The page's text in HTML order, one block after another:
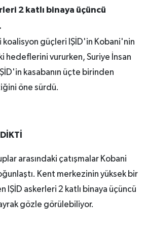
2 katlı binaya üçüncü
güçleri IŞİD'in Kobani'nin
hedeflerini vururken, Suriye İnsan
kasabanın üçte birinden
öne sürdü.
arasındaki çatışmalar Kobani
Kent merkezinin yüksek bir
IŞİD askerleri 2 katlı binaya üçüncü
gözle görülebiliyor.